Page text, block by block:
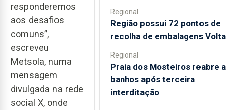
responderemos
aos desafios
comuns”,
escreveu
Metsola, numa
mensagem
divulgada na rede
social X, onde
Regional
Região possui 72 pontos de
recolha de embalagens Volta
Regional
Praia dos Mosteiros reabre a
banhos após terceira
interditação